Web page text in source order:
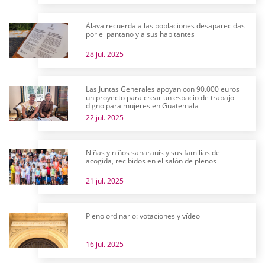
Álava recuerda a las poblaciones desaparecidas
por el pantano y a sus habitantes
28 jul. 2025
Las Juntas Generales apoyan con 90.000 euros
un proyecto para crear un espacio de trabajo
digno para mujeres en Guatemala
22 jul. 2025
Niñas y niños saharauis y sus familias de
acogida, recibidos en el salón de plenos
21 jul. 2025
Pleno ordinario: votaciones y vídeo
16 jul. 2025